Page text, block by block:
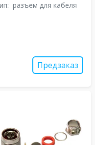
разъем для кабеля
Предзаказ